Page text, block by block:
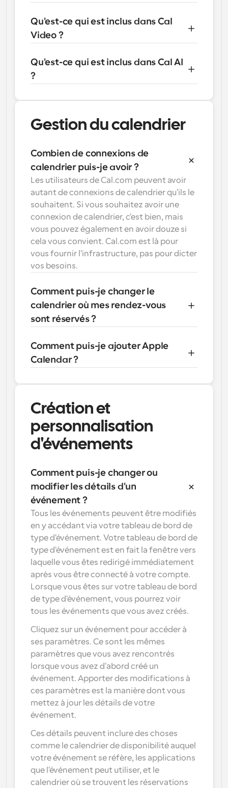
Qu'est-ce qui est inclus dans Cal
Video ?
Qu'est-ce qui est inclus dans Cal AI
?
Gestion du calendrier
Combien de connexions de
calendrier puis-je avoir ?
Les utilisateurs de Cal.com peuvent avoir
autant de connexions de calendrier qu'ils le
souhaitent. Si vous souhaitez avoir une
connexion de calendrier, c'est bien, mais
vous pouvez également en avoir douze si
cela vous convient. Cal.com est là pour
vous fournir l'infrastructure, pas pour dicter
vos besoins.
Comment puis-je changer le
calendrier où mes rendez-vous
sont réservés ?
Comment puis-je ajouter Apple
Calendar ?
Création et
personnalisation
d'événements
Comment puis-je changer ou
modifier les détails d'un
événement ?
Tous les événements peuvent être modifiés
en y accédant via votre tableau de bord de
type d'événement. Votre tableau de bord de
type d'événement est en fait la fenêtre vers
laquelle vous êtes redirigé immédiatement
après vous être connecté à votre compte.
Lorsque vous êtes sur votre tableau de bord
de type d'événement, vous pourrez voir
tous les événements que vous avez créés.
Cliquez sur un événement pour accéder à
ses paramètres. Ce sont les mêmes
paramètres que vous avez rencontrés
lorsque vous avez d'abord créé un
événement. Apporter des modifications à
ces paramètres est la manière dont vous
mettez à jour les détails de votre
événement.
Ces détails peuvent inclure des choses
comme le calendrier de disponibilité auquel
votre événement se réfère, les applications
que l'événement peut utiliser, et le
calendrier où se trouvent les réservations